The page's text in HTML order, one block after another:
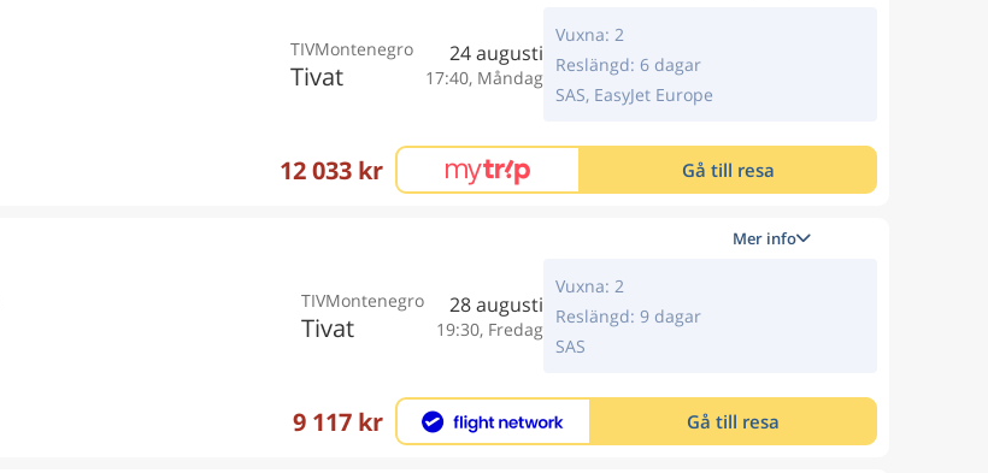
TIVMontenegro
Tivat
24 augusti
17:40, Måndag
Vuxna: 2
Reslängd: 6 dagar
SAS, EasyJet Europe
12 033 kr Gå till resa
Mer info
TIVMontenegro
Tivat
28 augusti
19:30, Fredag
Vuxna: 2
Reslängd: 9 dagar
SAS
9 117 kr Gå till resa